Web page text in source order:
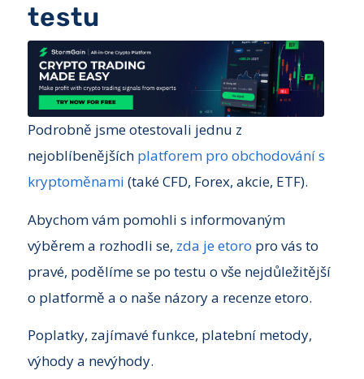
testu
Podrobně jsme otestovali jednu z
nejoblíbenějších platforem pro obchodování s
kryptoměnami (také CFD, Forex, akcie, ETF).
Abychom vám pomohli s informovaným
výběrem a rozhodli se, zda je etoro pro vás to
pravé, podělíme se po testu o vše nejdůležitější
o platformě a o naše názory a recenze etoro.
Poplatky, zajímavé funkce, platební metody,
výhody a nevýhody.